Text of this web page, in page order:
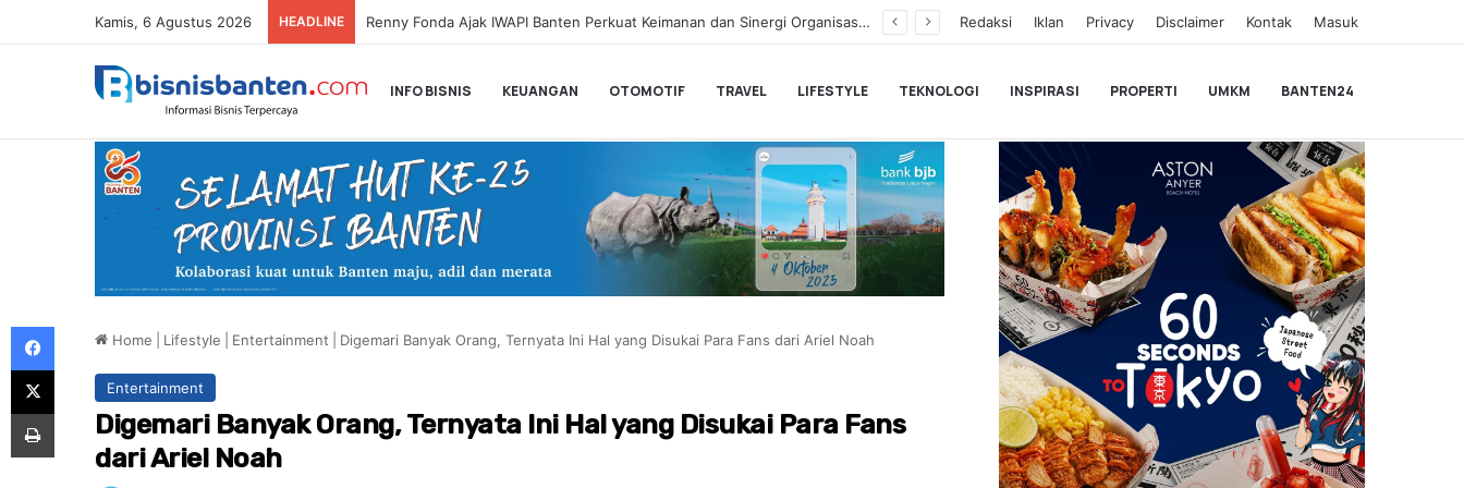
Kamis, 6 Agustus 2026 HEADLINE IWAPI Banten Gelar Pengajian, Wujud Syukur Kepengurusan Baru dan Doakan Pemberangkatan Umrah Redaksi Iklan Privacy Disclaimer Kontak Masuk
INFO BISNIS KEUANGAN OTOMOTIF TRAVEL LIFESTYLE TEKNOLOGI INSPIRASI PROPERTI UMKM BANTEN24
Home Lifestyle Entertainment Digemari Banyak Orang, Ternyata Ini Hal yang Disukai Para Fans dari Ariel Noah
Entertainment
Digemari Banyak Orang, Ternyata Ini Hal yang Disukai Para Fans
dari Ariel Noah